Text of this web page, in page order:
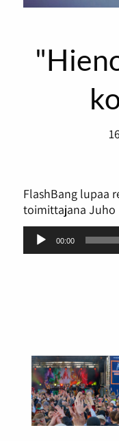
FlashBang lupaa
toimittajana Juho
Äänitoistin
00:00